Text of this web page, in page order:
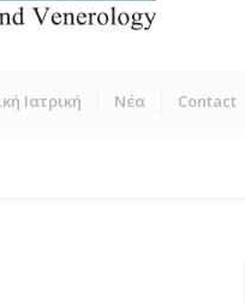
Ιατρική Νέα Contact